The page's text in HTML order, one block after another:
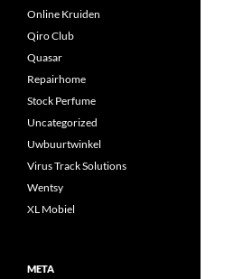
Online Kruiden
Qiro Club
Quasar
Repairhome
Stock Perfume
Uncategorized
Uwbuurtwinkel
Virus Track Solutions
Wentsy
XL Mobiel
META